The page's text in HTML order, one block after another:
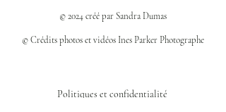
© 2024 créé par Sandra Dumas
© Crédits photos et vidéos Ines Parker Photographe
Politiques et confidentialité